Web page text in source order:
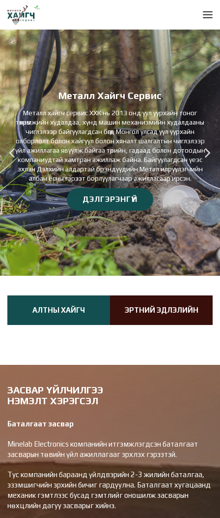
Металл Хайгч Сервис
Металл хайгч сервис ХХК нь 2013 онд уул уурхайн тоног
төхөөрөмжийн худалдаа, хүнд машин механизмийн худалдааны
чиглэлээр байгуулагдсан бөгөөд Монгол улсад уул уурхайн
олборлолт болон хайгуул болон хяналт шалгалтын чиглэлээр
үйл ажиллагаа явуулж байгаа төрийн, гадаад болон дотоодын
компаниудтай хамтран ажиллаж байна. Байгуулагдсан үеэс
эхлэн Дэлхийн алдартай брэндүүдийн Метал илрүүлэгчийн
албан ёсны гэрээт борлуулагчаар ажилласаар ирсэн.
ДЭЛГЭРЭНГҮЙ
АЛТНЫ ХАЙГЧ ЭРТНИЙ ЭДЛЭЛИЙН
ЗАСВАР ҮЙЛЧИЛГЭЭ
НЭМЭЛТ ХЭРЭГСЭЛ
Баталгаат засвар
Minelab Electronics компанийн итгэмжлэгдсэн баталгаат
засварын төвийн үйл ажиллагааг эрхлэх гэрээтэй.
Тус компанийн бараанд үйлдвэрийн 2-3 жилийн баталгаа,
эзэмшигчийн эрхийн бичиг гардуулна. Баталгаат хугацаанд
механик гэмтлээс бусад гэмтлийг оношилж засварын
нөхцлийн дагуу засварыг хийнэ.